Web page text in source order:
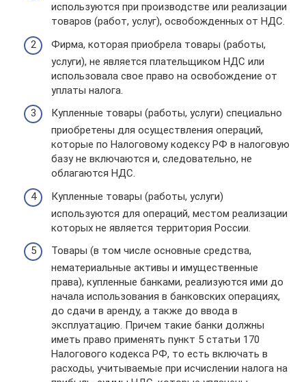
используются при производстве или реализации
товаров (работ, услуг), освобожденных от НДС.
Фирма, которая приобрела товары (работы,
услуги), не является плательщиком НДС или
использовала свое право на освобождение от
уплаты налога.
Купленные товары (работы, услуги) специально
приобретены для осуществления операций,
которые по Налоговому кодексу РФ в налоговую
базу не включаются и, следовательно, не
облагаются НДС.
Купленные товары (работы, услуги)
используются для операций, местом реализации
которых не является территория России.
Товары (в том числе основные средства,
нематериальные активы и имущественные
права), купленные банками, реализуются ими до
начала использования в банковских операциях,
до сдачи в аренду, а также до ввода в
эксплуатацию. Причем такие банки должны
иметь право применять пункт 5 статьи 170
Налогового кодекса РФ, то есть включать в
расходы, учитываемые при исчислении налога на